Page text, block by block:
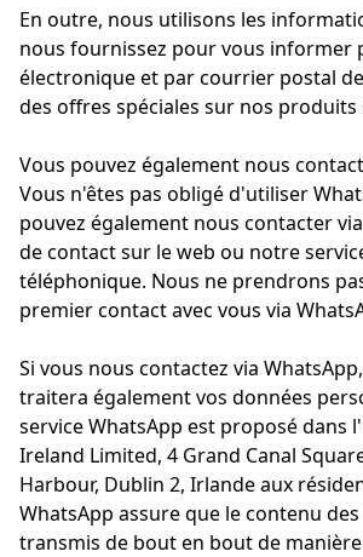
En outre, nous utilisons les
nous fournissez pour vous informer
électronique et par courrier postal
des offres spéciales sur nos produits
Vous pouvez également nous
Vous n'êtes pas obligé d'utiliser
pouvez également nous contacter
de contact sur le web ou notre
téléphonique. Nous ne prendrons
premier contact avec vous via
Si vous nous contactez via
traitera également vos données
service WhatsApp est proposé dans
Ireland Limited, 4 Grand Canal
Harbour, Dublin 2, Irlande aux
WhatsApp assure que le contenu
transmis de bout en bout de